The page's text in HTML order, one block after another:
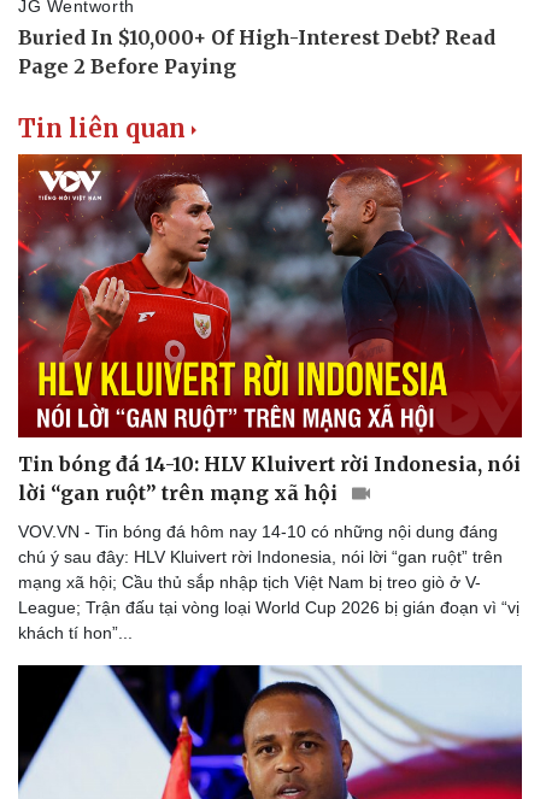
Thể thao
Bóng đá
Thế giới thể thao
eSports
Hậu trường
Ô tô - Xe máy
Ô tô
Tư vấn
Tin liên quan
Tin bóng đá 14-10: HLV Kluivert rời Indonesia, nói
lời “gan ruột” trên mạng xã hội
VOV.VN - Tin bóng đá hôm nay 14-10 có những nội dung đáng
chú ý sau đây: HLV Kluivert rời Indonesia, nói lời “gan ruột” trên
mạng xã hội; Cầu thủ sắp nhập tịch Việt Nam bị treo giò ở V-
League; Trận đấu tại vòng loại World Cup 2026 bị gián đoạn vì “vị
khách tí hon”...